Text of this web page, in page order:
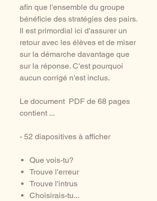
afin que l'ensemble du groupe
bénéficie des stratégies des pairs.
Il est primordial ici d'assurer un
retour avec les élèves et de miser
sur la démarche davantage que
sur la réponse. C'est pourquoi
aucun corrigé n'est inclus.
Le document PDF de 68 pages
contient ...
- 52 diapositives à afficher
Que vois-tu?
Trouve l'erreur
Trouve l'intrus
Choisirais-tu...